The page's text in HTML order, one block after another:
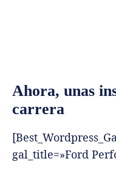
Ahora, unas
carrera
gal_title=»Ford